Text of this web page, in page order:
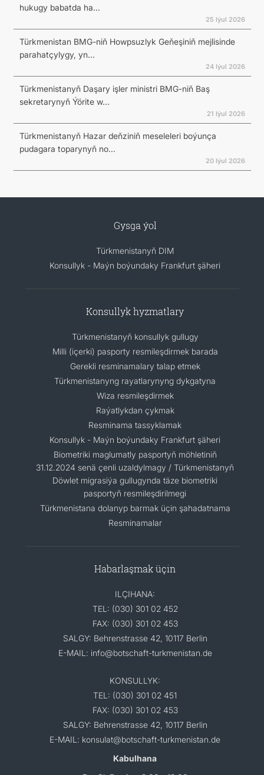
hukugy babatda ha...
25 Iýul 2026
Türkmenistan BMG-niň Howpsuzlyk Geňeşiniň mejlisinde
parahatçylygy, yn...
24 Iýul 2026
Türkmenistanyň Daşary işler ministri BMG-niň Baş
sekretarynyň Ýörite w...
21 Iýul 2026
Türkmenistanyň Hazar deňziniň meseleleri boýunça
pudagara toparynyň no...
20 Iýul 2026
Gysga ýol
Türkmenistanyň DIM
Konsullyk - Maýn boýundaky Frankfurt şäheri
Konsullyk hyzmatlary
Türkmenistanyň konsullyk gullugy
Milli (içerki) pasporty resmileşdirmek barada
Gerekli resminamalary talap etmek
Türkmenistanyng rayatlarynyng dykgatyna
Wiza resmileşdirmek
Raýatlykdan çykmak
Resminama tassyklamak
Konsullyk - Maýn boýundaky Frankfurt şäheri
Biometriki maglumatly pasportyň möhletiniň
31.12.2024 senä çenli uzaldylmagy / Türkmenistanyň
Döwlet migrasiýa gullugynda täze biometriki
pasportyň resmileşdirilmegi
Türkmenistana dolanyp barmak üçin şahadatnama
Resminamalar
Habarlaşmak üçin
ILÇIHANA:
TEL: (030) 301 02 452
FAX: (030) 301 02 453
SALGY: Behrenstrasse 42, 10117 Berlin
E-MAIL: info@botschaft-turkmenistan.de
KONSULLYK:
TEL: (030) 301 02 451
FAX: (030) 301 02 453
SALGY: Behrenstrasse 42, 10117 Berlin
E-MAIL: konsulat@botschaft-turkmenistan.de
Kabulhana